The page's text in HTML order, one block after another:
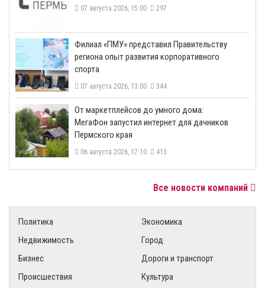
07 августа 2026, 15:00 297
​Филиал «ПМУ» представил Правительству
региона опыт развития корпоративного
спорта
07 августа 2026, 13:00 344
От маркетплейсов до умного дома:
МегаФон запустил интернет для дачников
Пермского края
06 августа 2026, 17:10 413
Все новости компаний
Политика
Экономика
Недвижимость
Город
Бизнес
Дороги и транспорт
Происшествия
Культура